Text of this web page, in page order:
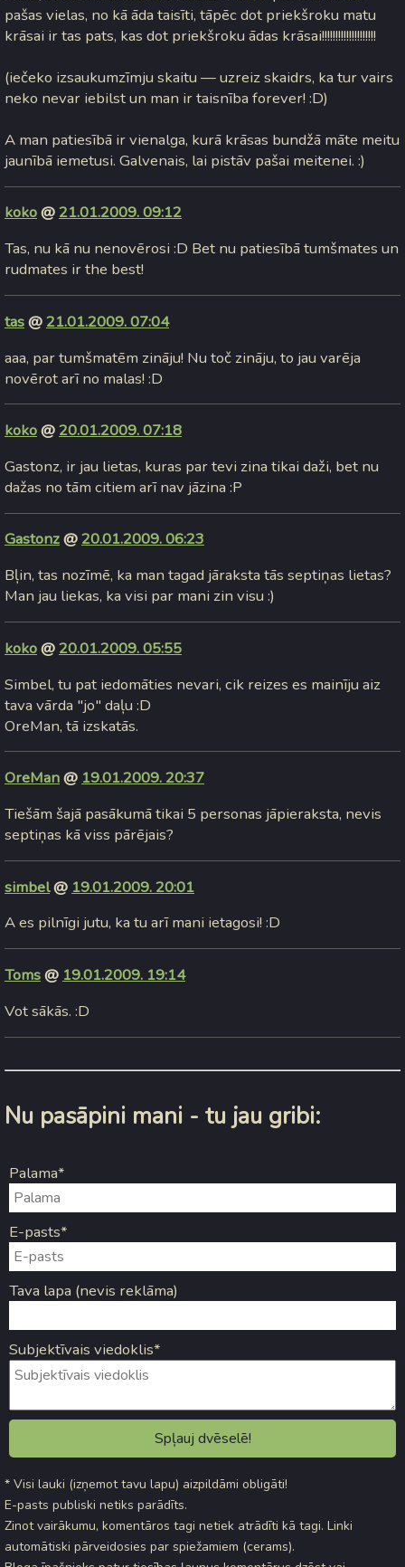
pašas vielas, no kā āda taisīti, tāpēc dot priekšroku matu
krāsai ir tas pats, kas dot priekšroku ādas krāsai!!!!!!!!!!!!!!!!!!!!
(iečeko izsaukumzīmju skaitu — uzreiz skaidrs, ka tur vairs
neko nevar iebilst un man ir taisnība forever! :D)
A man patiesībā ir vienalga, kurā krāsas bundžā māte meitu
jaunībā iemetusi. Galvenais, lai pistāv pašai meitenei. :)
koko@21.01.2009. 09:12
Tas, nu kā nu nenovērosi :D Bet nu patiesībā tumšmates un
rudmates ir the best!
tas@21.01.2009. 07:04
aaa, par tumšmatēm zināju! Nu toč zināju, to jau varēja
novērot arī no malas! :D
koko@20.01.2009. 07:18
Gastonz, ir jau lietas, kuras par tevi zina tikai daži, bet nu
dažas no tām citiem arī nav jāzina :P
Gastonz@20.01.2009. 06:23
Bļin, tas nozīmē, ka man tagad jāraksta tās septiņas lietas?
Man jau liekas, ka visi par mani zin visu :)
koko@20.01.2009. 05:55
Simbel, tu pat iedomāties nevari, cik reizes es mainīju aiz
tava vārda "jo" daļu :D
OreMan, tā izskatās.
OreMan@ 19.01.2009. 20:37
Tiešām šajā pasākumā tikai 5 personas jāpieraksta, nevis
septiņas kā viss pārējais?
simbel@ 19.01.2009. 20:01
A es pilnīgi jutu, ka tu arī mani ietagosi! :D
Toms@ 19.01.2009. 19:14
Vot sākās. :D
Nu pasāpini mani - tu jau gribi:
Palama*
E-pasts*
Tava lapa (nevis reklāma)
Subjektīvais viedoklis*
* Visi lauki (izņemot tavu lapu) aizpildāmi obligāti!
E-pasts publiski netiks parādīts.
Zinot vairākumu, komentāros tagi netiek atrādīti kā tagi. Linki
automātiski pārveidosies par spiežamiem (cerams).